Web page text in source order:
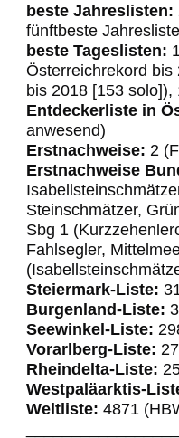
beste Jahreslisten:
fünftbeste
beste Tageslisten:
Österreichrekord bis
bis 2018 [153
Entdeckerliste in
anwesend)
Erstnachweise: 2
Erstnachweise
Steinschmätzer,
Sbg 1
Fahlsegler,
Steiermark-Liste:
Burgenland-Liste:
Seewinkel-Liste:
Vorarlberg-Liste:
Rheindelta-Liste:
Westpaläarktis-
Weltliste: 4871